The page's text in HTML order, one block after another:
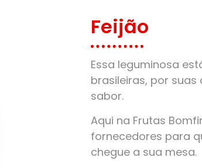
Feijão
Essa leguminosa
brasileiras, por
sabor.
Aqui na Frutas
fornecedores para
chegue a sua mesa.